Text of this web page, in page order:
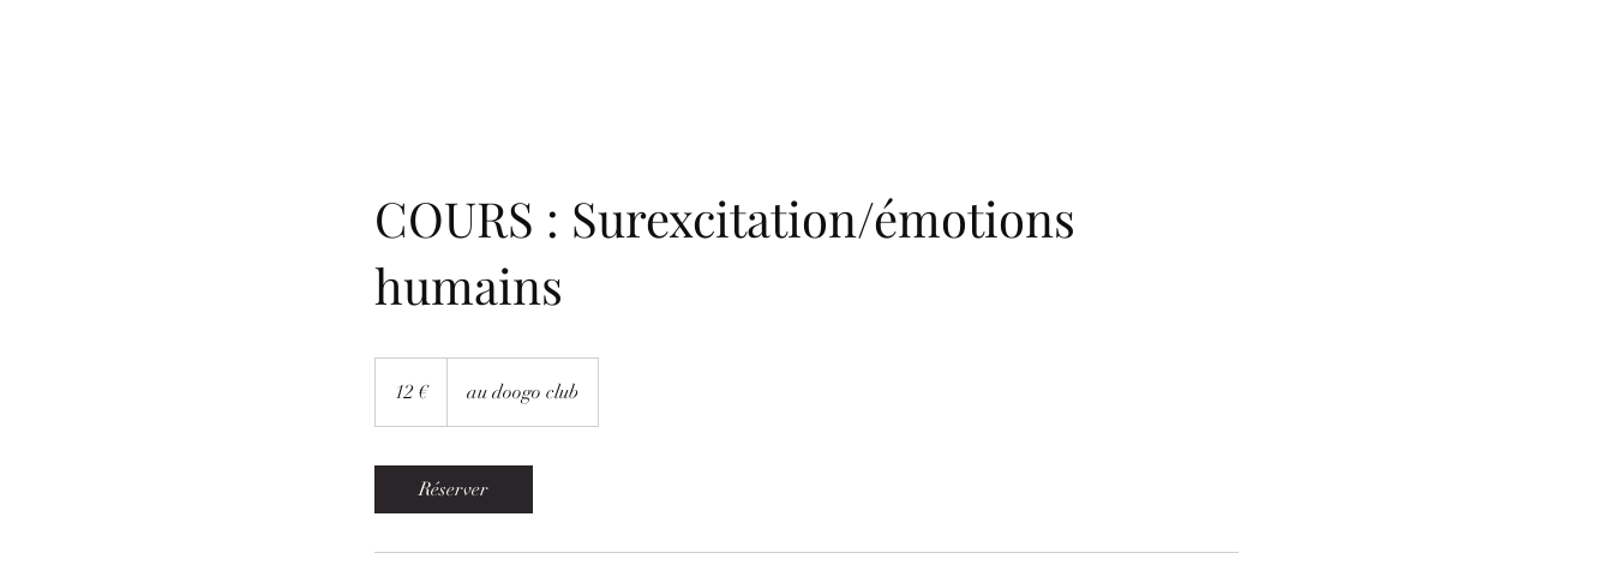
COURS : Surexcitation/émotions
humains
12 € au doogo club
Réserver